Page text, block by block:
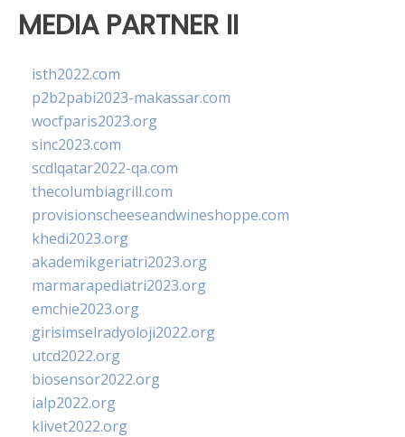
MEDIA PARTNER II
isth2022.com
p2b2pabi2023-makassar.com
wocfparis2023.org
sinc2023.com
scdlqatar2022-qa.com
thecolumbiagrill.com
provisionscheeseandwineshoppe.com
khedi2023.org
akademikgeriatri2023.org
marmarapediatri2023.org
emchie2023.org
girisimselradyoloji2022.org
utcd2022.org
biosensor2022.org
ialp2022.org
klivet2022.org